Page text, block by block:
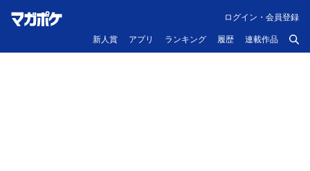
新人賞 アプリ ランキング 履歴 連載作品
ログイン・会員登録